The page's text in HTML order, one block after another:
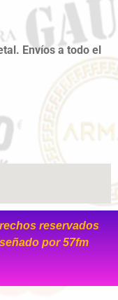
Envíos a todo el
reservados
por57fm